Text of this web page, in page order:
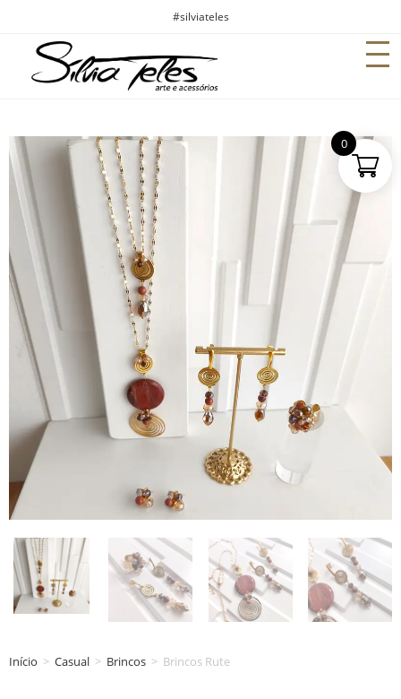
#silviateles
Início > Casual > Brincos > Brincos Rute
0